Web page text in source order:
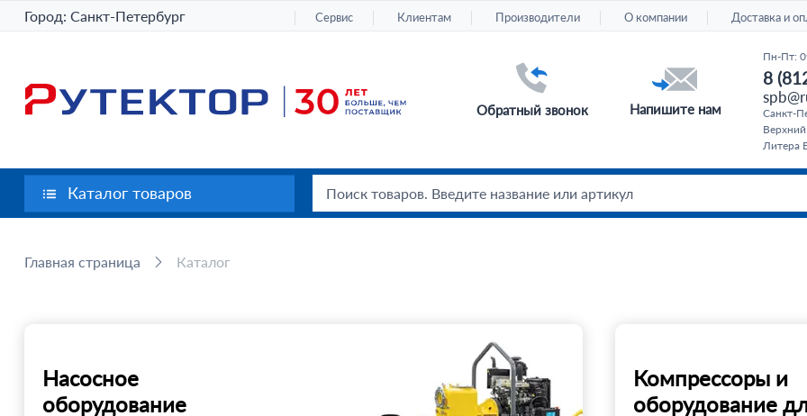
Город: Санкт-Петербург Сервис Клиентам Производители О компании Доставка и
Обратный звонок Напишите нам
Пн-Пт:
8
Санкт-
Литера
Каталог товаров
Главная страница Каталог
Насосное
оборудование
Компрессоры и
оборудование